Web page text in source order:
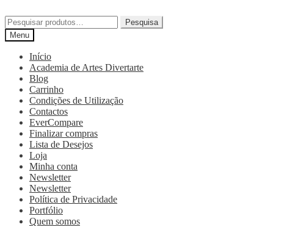
Pesquisa
Menu
Início
Academia de Artes Divertarte
Blog
Carrinho
Condições de Utilização
Contactos
EverCompare
Finalizar compras
Lista de Desejos
Loja
Minha conta
Newsletter
Newsletter
Política de Privacidade
Portfólio
Quem somos